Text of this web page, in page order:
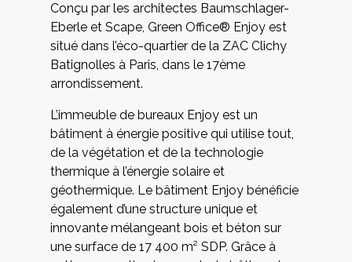
Conçu par les architectes Baumschlager-
Eberle et Scape, Green Office® Enjoy est
situé dans l’éco-quartier de la ZAC Clichy
Batignolles à Paris, dans le 17ème
arrondissement.
L’immeuble de bureaux Enjoy est un
bâtiment à énergie positive qui utilise tout,
de la végétation et de la technologie
thermique à l’énergie solaire et
géothermique. Le bâtiment Enjoy bénéficie
également d’une structure unique et
innovante mélangeant bois et béton sur
une surface de 17 400 m² SDP. Grâce à